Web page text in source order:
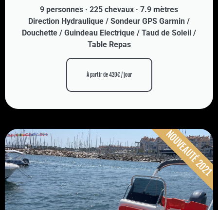
9 personnes · 225 chevaux · 7.9 mètres
Direction Hydraulique / Sondeur GPS Garmin /
Douchette / Guindeau Electrique / Taud de Soleil /
Table Repas
À partir de 420€ / jour
NOUVEAUTÉ 2021